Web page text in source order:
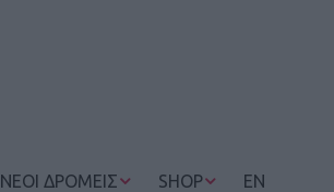
ΝΕΟΙ ΔΡΟΜΕΙΣ SHOP EN